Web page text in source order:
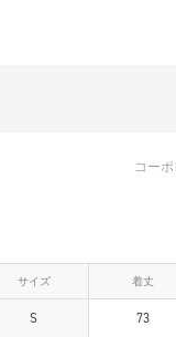
コー
サイズ 着丈
S 73